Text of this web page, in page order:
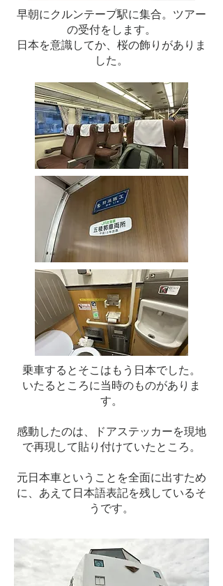
早朝にクルンテープ駅に集合。ツアー
の受付をします。
​日本を意識してか、桜の飾りがありま
した。
乗車するとそこはもう日本でした。
いたるところに当時のものがありま
す。
感動したのは、ドアステッカーを現地
で再現して貼り付けていたところ。
​元日本車ということを全面に出すため
に、あえて日本語表記を残しているそ
うです。